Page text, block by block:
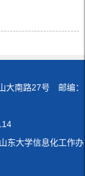
大南路27号 邮编：
东大学信息化工作办